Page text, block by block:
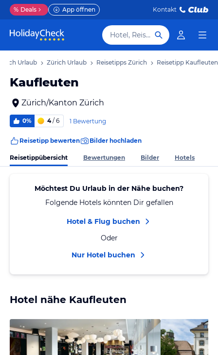
% Deals App öffnen Kontakt
Hotel, Reiseziel
Urlaub Zürich Urlaub Reisetipps Zürich Reisetipp Kaufleuten
Kaufleuten
Zürich/Kanton Zürich
0% 4/ 6 1 Bewertung
Reisetipp bewerten Bilder hochladen
Reisetippübersicht Bewertungen Bilder Hotels
Möchtest Du Urlaub in der Nähe buchen?
Folgende Hotels könnten Dir gefallen
Hotel & Flug buchen
Oder
Nur Hotel buchen
Hotel nähe Kaufleuten